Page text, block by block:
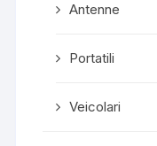
Antenne
Portatili
Veicolari